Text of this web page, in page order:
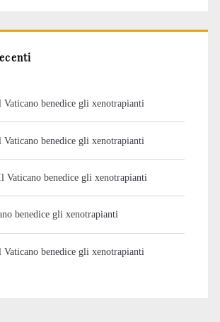
Vaticano benedice gli xenotrapianti
Vaticano benedice gli xenotrapianti
Vaticano benedice gli xenotrapianti
benedice gli xenotrapianti
Vaticano benedice gli xenotrapianti